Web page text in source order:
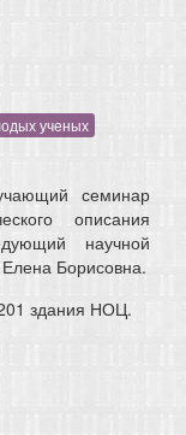
ученых
семинар
описания
научной
Борисовна.
здания НОЦ.